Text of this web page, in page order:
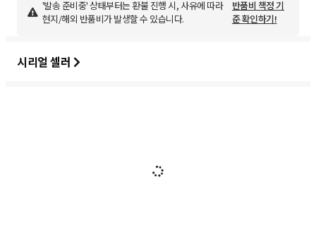
'발송 준비중' 상태부터는 환불 진행 시, 사유에 따라
현지/해외 반품비가 발생할 수 있습니다.
반품비 책정 기
준 확인하기!
시리얼 셀러